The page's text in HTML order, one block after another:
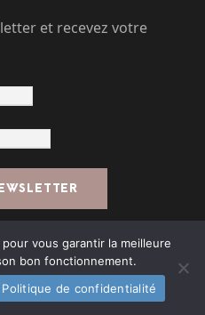
et recevez votre
vous garantir la meilleure
bon fonctionnement.
Politique de confidentialité